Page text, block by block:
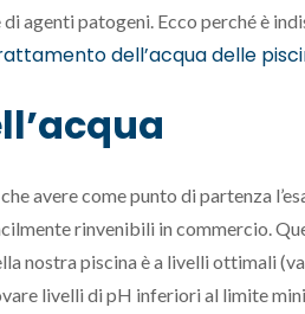
agenti patogeni. Ecco perché è
dell’acqua delle
avere come punto di partenza
rinvenibili in commercio.
nostra piscina è a livelli ottimali
livelli di pH inferiori al limite